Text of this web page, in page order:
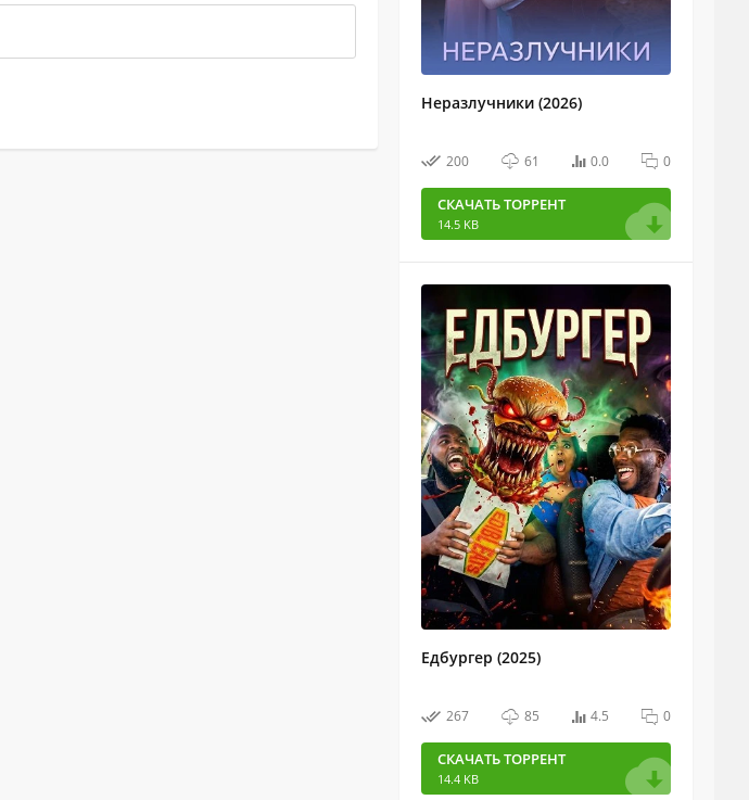
Неразлучники (2026)
200 61 0.0 0
СКАЧАТЬ ТОРРЕНТ
14.5 KB
Едбургер (2025)
267 85 4.5 0
СКАЧАТЬ ТОРРЕНТ
14.4 KB